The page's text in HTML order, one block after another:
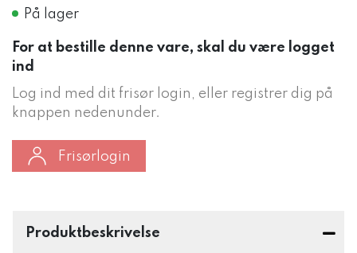
På lager
For at bestille denne vare, skal du være logget
ind
Log ind med dit frisør login, eller registrer dig på
knappen nedenunder.
Frisørlogin
Produktbeskrivelse